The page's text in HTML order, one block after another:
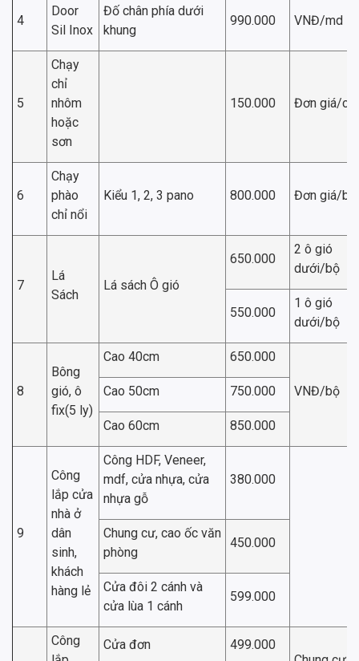
4
Door
Sil Inox
Đố chân phía dưới
khung
990.000 VNĐ/md
5
Chạy
chỉ
nhôm
hoặc
sơn
150.000 Đơn giá/chỉ
6
Chạy
phào
chỉ nổi
Kiểu 1, 2, 3 pano 800.000 Đơn giá/bộ
7
Lá
Sách
Lá sách Ô gió
650.000
2 ô gió
dưới/bộ
550.000
1 ô gió
dưới/bộ
8
Bông
gió, ô
fix(5 ly)
Cao 40cm 650.000
VNĐ/bộ
Cao 50cm 750.000
Cao 60cm 850.000
9
Công
lắp cửa
nhà ở
dân
sinh,
khách
hàng lẻ
Công HDF, Veneer,
mdf, cửa nhựa, cửa
nhựa gỗ
380.000
Chung cư, cao ốc văn
phòng
450.000
Cửa đôi 2 cánh và
cửa lùa 1 cánh
599.000
Công
Cửa đơn
499.000